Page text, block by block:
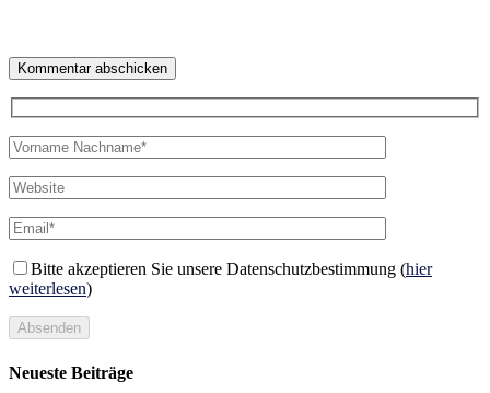
Bitte akzeptieren Sie unsere Datenschutzbestimmung (hier
weiterlesen)
Absenden
Neueste Beiträge